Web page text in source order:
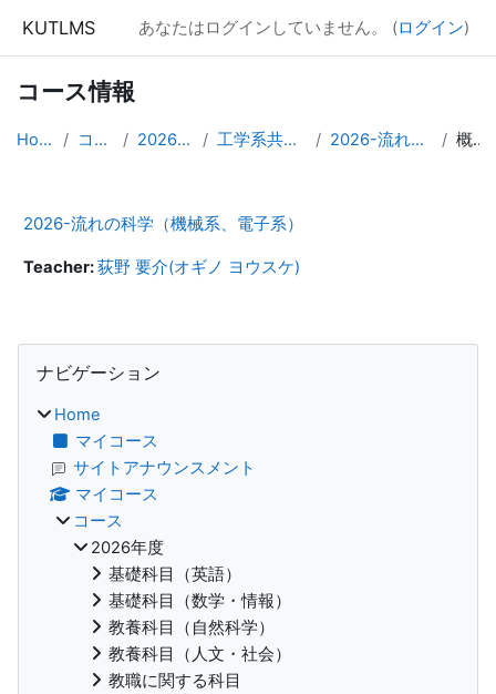
KUTLMS あなたはログインしていません。 (ログイン)
コース情報
Home コース 2026年度 工学系共通科目 2026-流れの科学 概要
2026-流れの科学（機械系、電子系）
Teacher:荻野 要介(オギノ ヨウスケ)
ブロック
ナビゲーション
Home
マイコース
サイトアナウンスメント
マイコース
コース
2026年度
基礎科目（英語）
基礎科目（数学・情報）
教養科目（自然科学）
教養科目（人文・社会）
教職に関する科目